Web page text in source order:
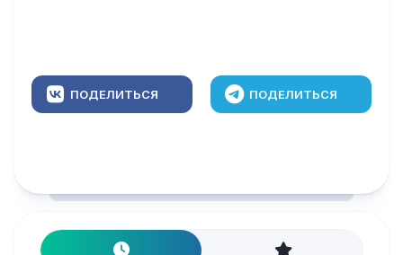
ПОДЕЛИТЬСЯ ПОДЕЛИТЬСЯ